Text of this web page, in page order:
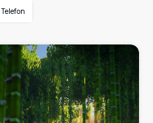
Telefon